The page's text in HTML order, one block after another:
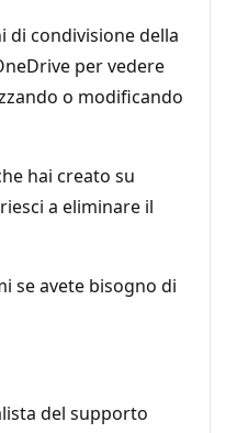
di condivisione della
per vedere
o modificando
hai creato su
a eliminare il
se avete bisogno di
del supporto